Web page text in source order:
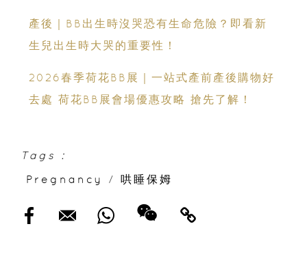
產後｜BB出生時沒哭恐有生命危險？即看新
生兒出生時大哭的重要性！
2026春季荷花BB展｜一站式產前產後購物好
去處 荷花BB展會場優惠攻略 搶先了解！
Tags :
Pregnancy
/ 哄睡保姆